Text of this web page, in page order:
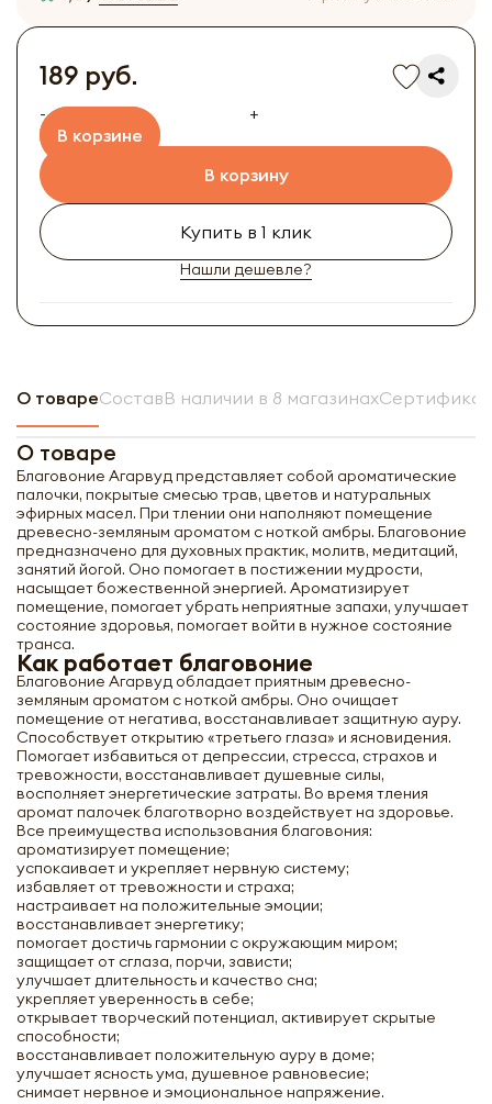
189 руб.
-
+
В корзине
В корзину
Купить в 1 клик
Нашли дешевле?
О товареСоставВ наличии в 8 магазинах
О товаре
Благовоние Агарвуд представляет собой ароматические
палочки, покрытые смесью трав, цветов и натуральных
эфирных масел. При тлении они наполняют помещение
древесно-земляным ароматом с ноткой амбры. Благовоние
предназначено для духовных практик, молитв, медитаций,
занятий йогой. Оно помогает в постижении мудрости,
насыщает божественной энергией. Ароматизирует
помещение, помогает убрать неприятные запахи, улучшает
состояние здоровья, помогает войти в нужное состояние
транса.
Как работает благовоние
Благовоние Агарвуд обладает приятным древесно-
земляным ароматом с ноткой амбры. Оно очищает
помещение от негатива, восстанавливает защитную ауру.
Способствует открытию «третьего глаза» и ясновидения.
Помогает избавиться от депрессии, стресса, страхов и
тревожности, восстанавливает душевные силы,
восполняет энергетические затраты. Во время тления
аромат палочек благотворно воздействует на здоровье.
Все преимущества использования благовония:
ароматизирует помещение;
успокаивает и укрепляет нервную систему;
избавляет от тревожности и страха;
настраивает на положительные эмоции;
восстанавливает энергетику;
помогает достичь гармонии с окружающим миром;
защищает от сглаза, порчи, зависти;
улучшает длительность и качество сна;
укрепляет уверенность в себе;
открывает творческий потенциал, активирует скрытые
способности;
восстанавливает положительную ауру в доме;
улучшает ясность ума, душевное равновесие;
снимает нервное и эмоциональное напряжение.